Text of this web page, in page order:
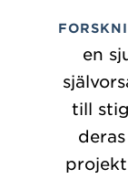
en
till